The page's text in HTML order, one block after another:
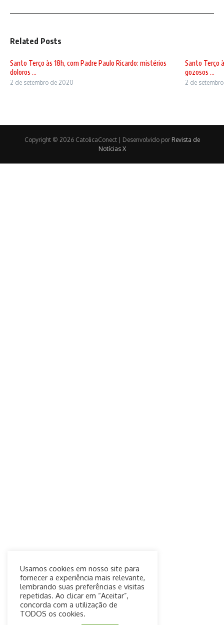
Related Posts
Santo Terço às 18h, com Padre Paulo Ricardo: mistérios
doloros ...
2 de setembro de 2020
Santo Terço
gozosos ...
2 de
Copyright © 2026 CatolicaConect | Desenvolvido por Revista de
Notícias X
Usamos cookies em nosso site para
fornecer a experiência mais relevante,
lembrando suas preferências e visitas
repetidas. Ao clicar em “Aceitar”,
concorda com a utilização de
TODOS os cookies.